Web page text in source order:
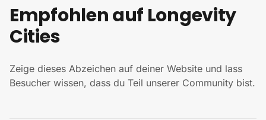
Empfohlen auf Longevity
Cities
Zeige dieses Abzeichen auf deiner Website und lass
Besucher wissen, dass du Teil unserer Community bist.